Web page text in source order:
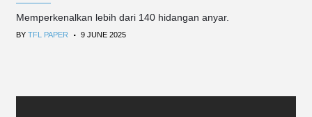
Memperkenalkan lebih dari 140 hidangan anyar.
BY TFL PAPER . 9 JUNE 2025